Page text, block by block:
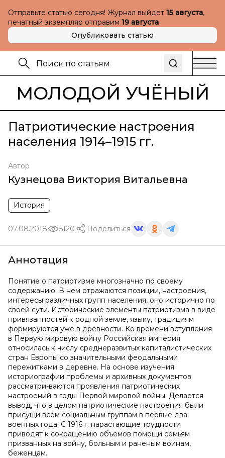
Отправьте статью сегодня! Журнал выйдет 15 августа,
печатный экземпляр отправим 19 августа
Опубликовать статью
МОЛОДОЙ УЧЁНЫЙ
Патриотические настроения
населения 1914–1915 гг.
Автор
Кузнецова Виктория Витальевна
История
07.08.2018 5120 Поделиться
Аннотация
Понятие о патриотизме многозначно по своему
содержанию. В нем отражаются позиции, настроения,
интересы различных групп населения, оно исторично по
своей сути. Исторические элементы патриотизма в виде
привязанностей к родной земле, языку, традициям
формируются уже в древности. Ко времени вступления
в Первую мировую войну Российская империя
относилась к числу среднеразвитых капиталистических
стран Европы со значительными феодальными
пережитками в деревне. На основе изучения
историографии проблемы и архивных документов
рассматри-ваются проявления патриотических
настроений в годы Первой мировой войны. Делается
вывод, что в целом патриотические настроения были
присущи всем социальным группам в первые два
военных года. С 1916 г. нарастающие трудности
приводят к сокращению объёмов помощи семьям
призванных на войну, больным и раненым воинам,
беженцам.